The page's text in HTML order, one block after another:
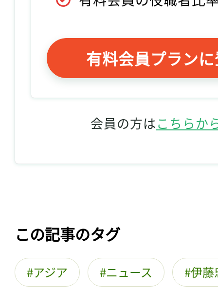
有料会員プラン
会員の方はこちらか
この記事のタグ
アジア ニュース 伊藤